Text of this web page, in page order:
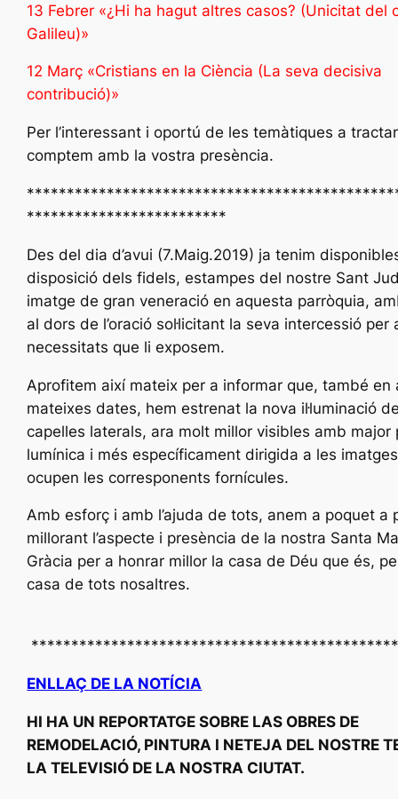
13 Febrer «¿Hi ha hagut altres casos? (Unicitat del
Galileu)»
12 Març «Cristians en la Ciència (La seva decisiva
contribució)»
Per l’interessant i oportú de les temàtiques a
comptem amb la vostra presència.
*************************
Des del dia d’avui (7.Maig.2019) ja tenim
disposició dels fidels, estampes del nostre Sant
imatge de gran veneració en aquesta parròquia,
al dors de l’oració sol·licitant la seva intercessió per
necessitats que li exposem.
Aprofitem així mateix per a informar que, també en
mateixes dates, hem estrenat la nova il·luminació
capelles laterals, ara molt millor visibles amb major
lumínica i més específicament dirigida a les
ocupen les corresponents fornícules.
Amb esforç i amb l’ajuda de tots, anem a poquet a
millorant l’aspecte i presència de la nostra Santa
Gràcia per a honrar millor la casa de Déu que és,
casa de tots nosaltres.
ENLLAÇ DE LA NOTÍCIA
HI HA UN REPORTATGE SOBRE LAS OBRES DE
REMODELACIÓ, PINTURA I NETEJA DEL NOSTRE
LA TELEVISIÓ DE LA NOSTRA CIUTAT.